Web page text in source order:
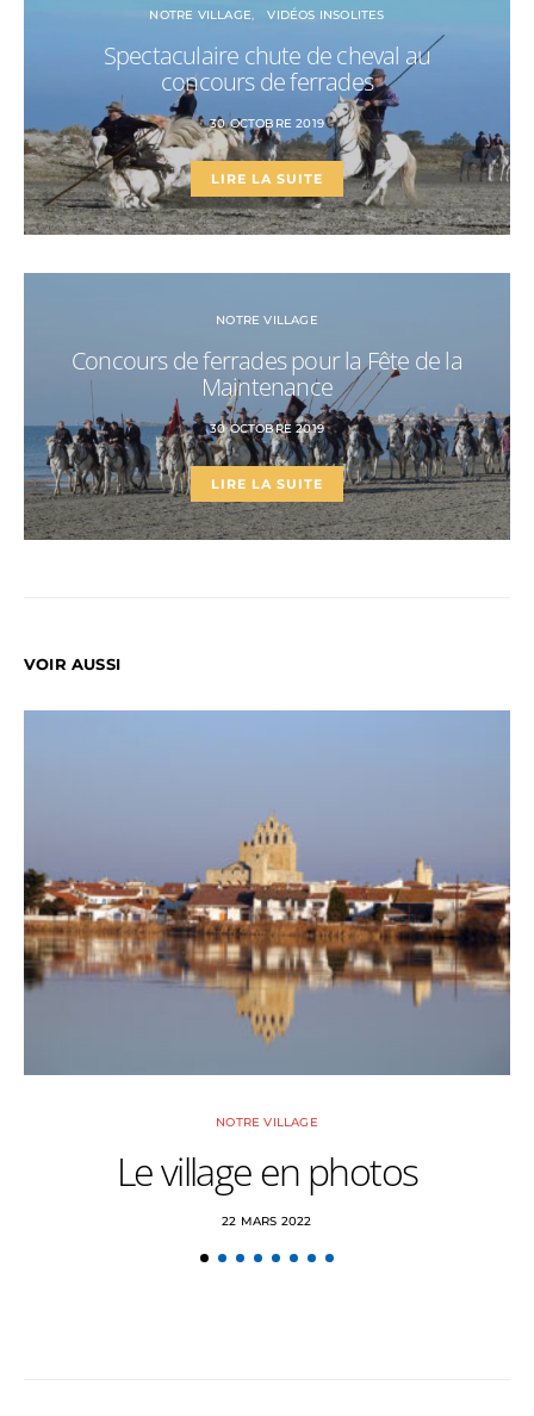
NOTRE VILLAGE VIDÉOS INSOLITES
Spectaculaire chute de cheval au
concours de ferrades
30 OCTOBRE 2019
LIRE LA SUITE
NOTRE VILLAGE
Concours de ferrades pour la Fête de la
Maintenance
30 OCTOBRE 2019
LIRE LA SUITE
VOIR AUSSI
NOTRE VILLAGE
Le village en photos
22 MARS 2022